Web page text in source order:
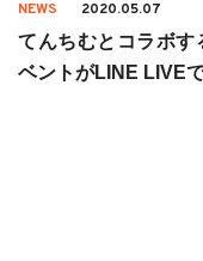
NEWS 2020.05.07
てんちむとコラボす
ベントがLINE LIVE